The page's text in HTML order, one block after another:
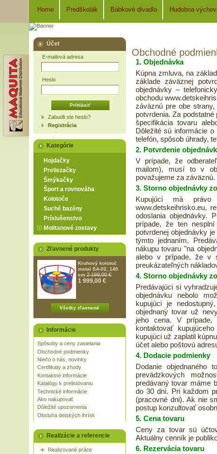
Home Predškolák Bábkové divadlo Hudobna
Účet
E-mailová adresa
Heslo
Zabudli ste heslo?
Registrácia
Kategórie
Hojdačky
Preliezačky
Šmýkačky
Šport a rovnováha
Kolotoče
Suché bazény
Príslušenstvo
Molitanové zostavy
Zľavnené produkty
Kruhový kolotoč
metal SA-02, 140
cm 2 199,00 €
1 999,00 €
Všetky zľavnené
Informácie
Spôsoby a ceny zasielania
Obchodné podmienky
Niečo o nás, novinky
Certifikaty a zhody
Kontaktné informácie
Katalógy k prelistovaniu
Technické informácie
Ako nakupovať
Dôležité upozornenia
Obsluha detských ihrísk
Realizácie a referencie
Realizované práce
Obchodné
1. Objednávka
Kúpna zmluva, na
základe záväznej
objednávky –
obchodu
záväznú pre obe
potvrdenia. Za
špecifikácia tovaru
Dôležité sú informácie
telefón, spôsob úhrady,
2. Potvrdenie
V prípade, že
mailom), musí to v
považujeme za záväznú.
3. Storno objednávky
Kupujúci má právo
www.detskeihrisko.eu,
odoslania objednávky.
prípade, že ten nesplní
potvrdenej objednávky
týmto jednaním.
nákupu tovaru "na
alebo v prípade, že v
preukázateľných
4. Storno objednávky
Predávajúci si
objednávku nebolo
kupujúci je
objednaný tovar už
jeho cena. V prípade,
kontaktovať
kupujúci už zaplatil
účet alebo poštovú
4. Dodacie podmienky
Dodanie objednaného
prevádzkových
predávaný tovar máme
do 30 dní. Pri každom
(pracovné dni). Ak nie
postup konzultovať
5. Cena tovaru
Ceny za tovar sú
Aktuálny cenník je
6. Rezervácia tovaru